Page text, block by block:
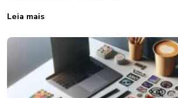
Leia mais